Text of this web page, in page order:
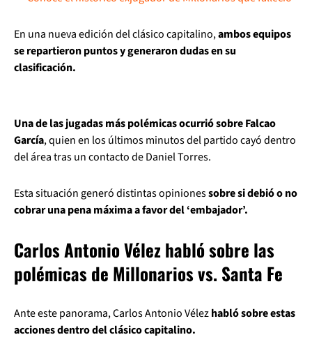
En una nueva edición del clásico capitalino,ambos equipos
se repartieron puntos y generaron dudas en su
clasificación.
Una de las jugadas más polémicas ocurrió sobre Falcao
García, quien en los últimos minutos del partido cayó dentro
del área tras un contacto de Daniel Torres.
Esta situación generó distintas opinionessobre si debió o no
cobrar una pena máxima a favor del ‘embajador’.
Carlos Antonio Vélez habló sobre las
polémicas de Millonarios vs. Santa Fe
Ante este panorama, Carlos Antonio Vélezhabló sobre estas
acciones dentro del clásico capitalino.